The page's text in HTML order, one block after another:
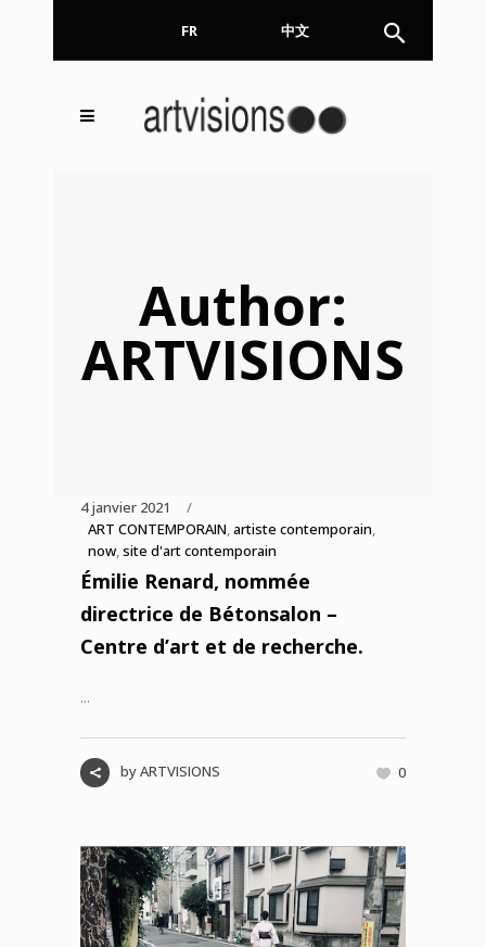
FR 中文
Author:
ARTVISIONS
4 janvier 2021
ART CONTEMPORAIN,artiste contemporain,
now,site d'art contemporain
Émilie Renard, nommée
directrice de Bétonsalon –
Centre d’art et de recherche.
...
byARTVISIONS 0
Inscrivez-vous à notre
En continuant, vous acceptez de nous communiquer
votre adresse email pour l’envoi de la Newsletter. En
aucun cas elle ne sera transmise à un tiers.